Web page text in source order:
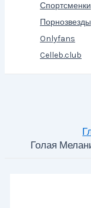
Спортсменки
Порнозвезды
Onlyfans
Celleb.club
Голая